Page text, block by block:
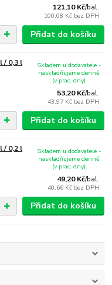
121,10 Kč/bal.
100,08 Kč bez DPH
Přidat do košíku
/ 0,3 l
53,20 Kč/bal.
43,97 Kč bez DPH
Skladem u dodavatele -
naskladňujeme denně
(v prac. dny)
Přidat do košíku
/ 0,2 l
49,20 Kč/bal.
40,66 Kč bez DPH
Skladem u dodavatele -
naskladňujeme denně
(v prac. dny)
Přidat do košíku